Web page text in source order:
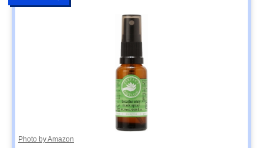
Photo by Amazon